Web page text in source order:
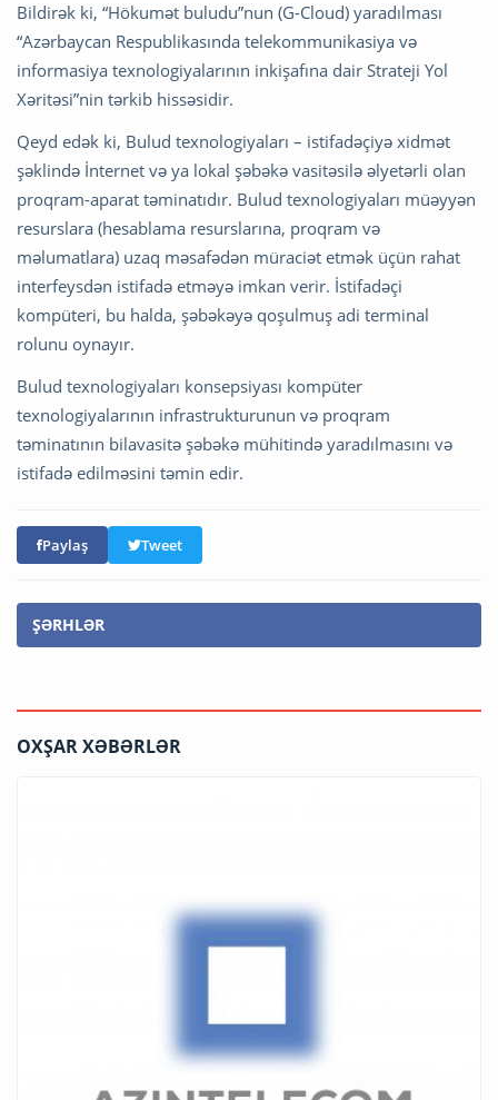
Bildirək ki, “Hökumət buludu”nun (G-Cloud) yaradılması
“Azərbaycan Respublikasında telekommunikasiya və
informasiya texnologiyalarının inkişafına dair Strateji Yol
Xəritəsi”nin tərkib hissəsidir.
Qeyd edək ki, Bulud texnologiyaları – istifadəçiyə xidmət
şəklində İnternet və ya lokal şəbəkə vasitəsilə əlyetərli olan
proqram-aparat təminatıdır. Bulud texnologiyaları müəyyən
resurslara (hesablama resurslarına, proqram və
məlumatlara) uzaq məsafədən müraciət etmək üçün rahat
interfeysdən istifadə etməyə imkan verir. İstifadəçi
kompüteri, bu halda, şəbəkəyə qoşulmuş adi terminal
rolunu oynayır.
Bulud texnologiyaları konsepsiyası kompüter
texnologiyalarının infrastrukturunun və proqram
təminatının bilavasitə şəbəkə mühitində yaradılmasını və
istifadə edilməsini təmin edir.
Paylaş Tweet
ŞƏRHLƏR
OXŞAR XƏBƏRLƏR